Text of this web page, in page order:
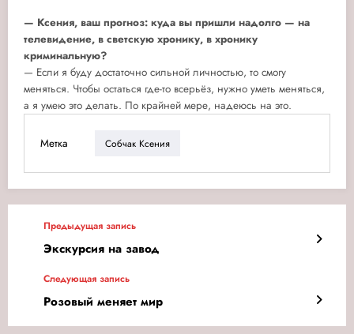
— Ксения, ваш прогноз: куда вы пришли надолго — на
телевидение, в светскую хронику, в хронику
криминальную?
— Если я буду достаточно сильной личностью, то смогу
меняться. Чтобы остаться где-то всерьёз, нужно уметь меняться,
а я умею это делать. По крайней мере, надеюсь на это.
Метка Собчак Ксения
Предыдущая запись
Экскурсия на завод
Следующая запись
Розовый меняет мир